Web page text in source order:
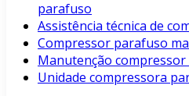
parafuso
Assistência técnica de
Compressor parafuso
Manutenção
Unidade compressora